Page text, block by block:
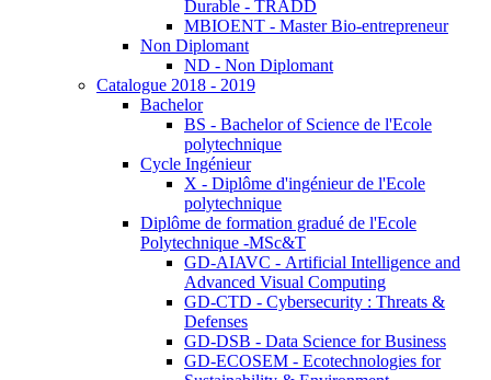
Durable - TRADD
MBIOENT - Master Bio-entrepreneur
Non Diplomant
ND - Non Diplomant
Catalogue 2018 - 2019
Bachelor
BS - Bachelor of Science de l'Ecole
polytechnique
Cycle Ingénieur
X - Diplôme d'ingénieur de l'Ecole
polytechnique
Diplôme de formation gradué de l'Ecole
Polytechnique -MSc&T
GD-AIAVC - Artificial Intelligence and
Advanced Visual Computing
GD-CTD - Cybersecurity : Threats &
Defenses
GD-DSB - Data Science for Business
GD-ECOSEM - Ecotechnologies for